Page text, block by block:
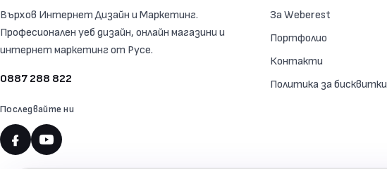
Върхов Интернет Дизайн и Маркетинг.
Професионален уеб дизайн, онлайн магазини и
интернет маркетинг от Русе.
0887 288 822
Последвайте ни
За Weberest
Портфолио
Контакти
Политика за бисквитки